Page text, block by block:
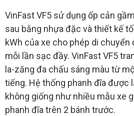
VinFast VF5 sử dụng ốp cản
sau bằng nhựa đặc và thiết kế
kWh của xe cho phép di
mỗi lần sạc đầy. VinFast VF5
la-zăng đa chấu sáng màu từ
tiếng. Hệ thống phanh đĩa được
không giống như nhiều mẫu xe
phanh đĩa trên 2 bánh trước.